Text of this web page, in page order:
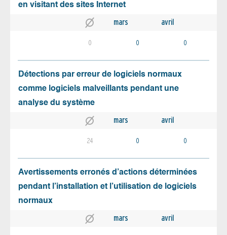
en visitant des sites Internet
mars avril
0 0 0
Détections par erreur de logiciels normaux
comme logiciels malveillants pendant une
analyse du système
mars avril
24 0 0
Avertissements erronés d’actions déterminées
pendant l’installation et l’utilisation de logiciels
normaux
mars avril